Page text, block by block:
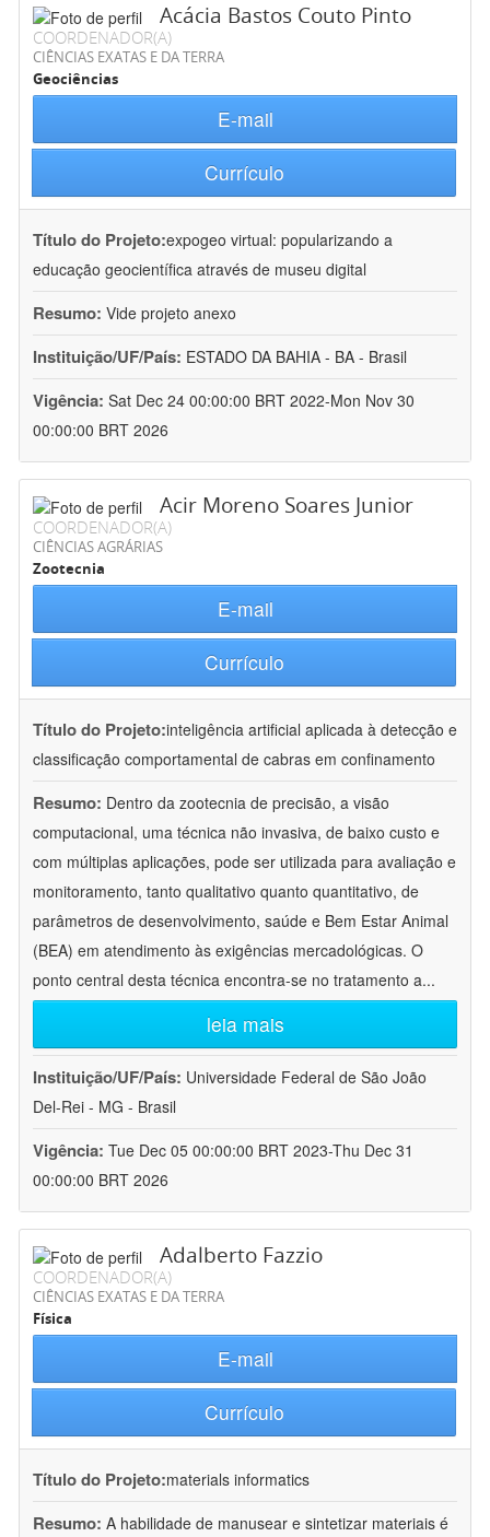
Acácia Bastos Couto Pinto
COORDENADOR(A)
CIÊNCIAS EXATAS E DA TERRA
Geociências
E-mail
Currículo
Título do Projeto:expogeo virtual: popularizando a
educação geocientífica através de museu digital
Resumo: Vide projeto anexo
Instituição/UF/País: ESTADO DA BAHIA - BA - Brasil
Vigência: Sat Dec 24 00:00:00 BRT 2022-Mon Nov 30
00:00:00 BRT 2026
Acir Moreno Soares Junior
COORDENADOR(A)
CIÊNCIAS AGRÁRIAS
Zootecnia
E-mail
Currículo
Título do Projeto:inteligência artificial aplicada à detecção e
classificação comportamental de cabras em confinamento
Resumo: Dentro da zootecnia de precisão, a visão
computacional, uma técnica não invasiva, de baixo custo e
com múltiplas aplicações, pode ser utilizada para avaliação e
monitoramento, tanto qualitativo quanto quantitativo, de
parâmetros de desenvolvimento, saúde e Bem Estar Animal
(BEA) em atendimento às exigências mercadológicas. O
ponto central desta técnica encontra-se no tratamento a...
leia mais
Instituição/UF/País: Universidade Federal de São João
Del-Rei - MG - Brasil
Vigência: Tue Dec 05 00:00:00 BRT 2023-Thu Dec 31
00:00:00 BRT 2026
Adalberto Fazzio
COORDENADOR(A)
CIÊNCIAS EXATAS E DA TERRA
Física
E-mail
Currículo
Título do Projeto:materials informatics
Resumo: A habilidade de manusear e sintetizar materiais é